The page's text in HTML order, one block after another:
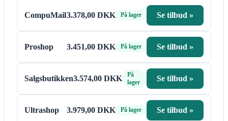
CompuMail3.378,00 DKK På lager Se tilbud »
Proshop 3.451,00 DKK På lager Se tilbud »
Salgsbutikken3.574,00 DKK
På
lager
Se tilbud »
Ultrashop 3.979,00 DKK På lager Se tilbud »